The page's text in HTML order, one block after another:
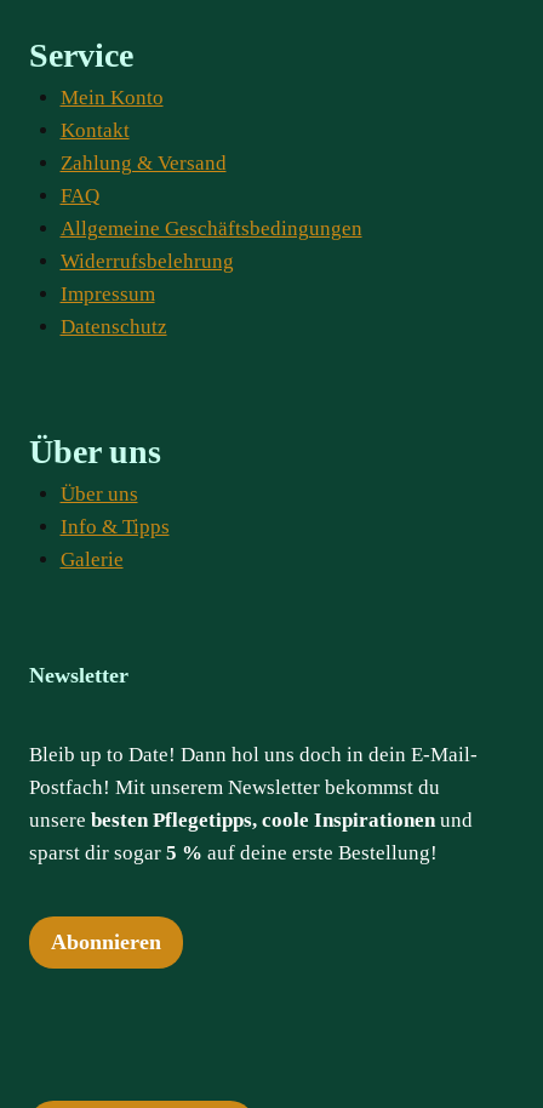
Service
Mein Konto
Kontakt
Zahlung & Versand
FAQ
Allgemeine Geschäftsbedingungen
Widerrufsbelehrung
Impressum
Datenschutz
Über uns
Über uns
Info & Tipps
Galerie
Newsletter
Bleib up to Date! Dann hol uns doch in dein E-Mail-
Postfach! Mit unserem Newsletter bekommst du
unsere besten Pflegetipps, coole Inspirationenund
sparst dir sogar 5 % auf deine erste Bestellung!
Abonnieren